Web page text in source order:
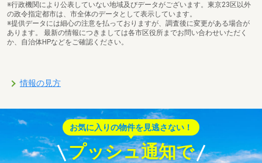
※行政機関により公表していない地域及びデータがございます。東京23区以外
の政令指定都市は、市全体のデータとして表示しています。
※提供データには細心の注意を払っておりますが、調査後に変更がある場合が
あります。 最新の情報につきましては各市区役所までお問い合わせいただく
か、自治体HPなどをご確認ください。
情報の見方
お気に入りの物件を見逃さない！
プッシュ通知で